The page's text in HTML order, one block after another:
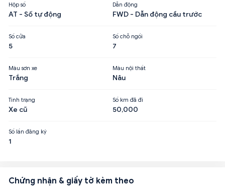
Hộp số
AT - Số tự động
Dẫn động
FWD - Dẫn động cầu trước
Số cửa
5
Số chỗ ngồi
7
Màu sơn xe
Trắng
Màu nội thất
Nâu
Tình trạng
Xe cũ
Số km đã đi
50,000
Số lần đăng ký
1
Chứng nhận & giấy tờ kèm theo